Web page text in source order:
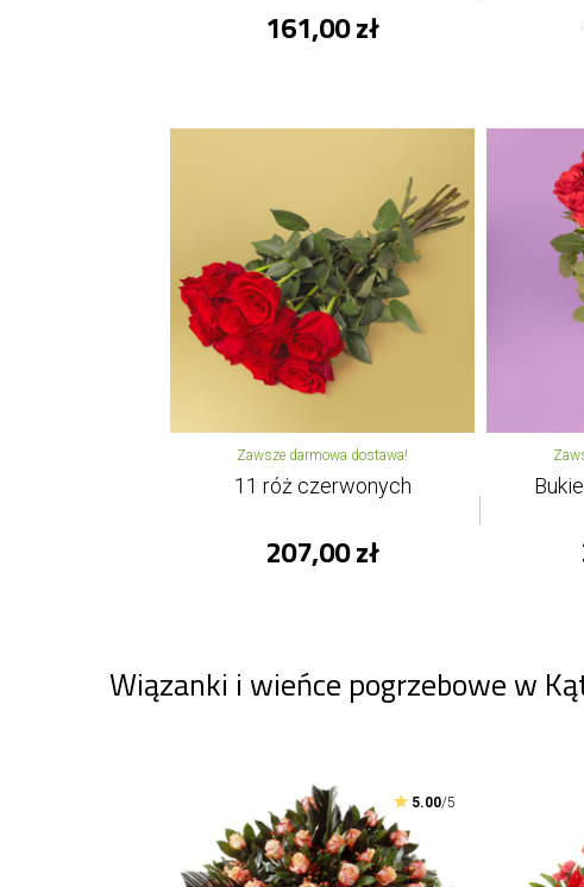
161,00 zł
Zawsze darmowa dostawa!
11 róż czerwonych
207,00 zł
Wiązanki i wieńce pogrzebowe w
5.00/5